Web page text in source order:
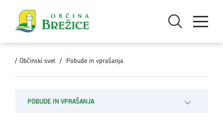
Odpri iskanjeOdpri meni
/ Občinski svet / Pobude in vprašanja
POBUDE IN VPRAŠANJA